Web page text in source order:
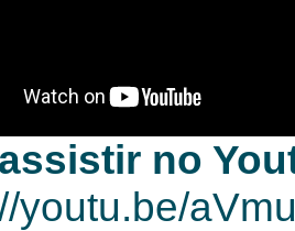
no
youtu.be/